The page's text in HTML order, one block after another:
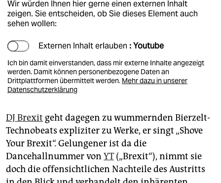
Wir würden Ihnen hier gerne einen externen Inhalt
zeigen. Sie entscheiden, ob Sie dieses Element auch
sehen wollen:
Externen Inhalt erlauben : Youtube
Ich bin damit einverstanden, dass mir externe Inhalte angezeigt
werden. Damit können personenbezogene Daten an
Drittplattformen übermittelt werden. Mehr dazu in unserer
Datenschutzerklärung
DJ Brexit geht dagegen zu wummernden Bierzelt-
Technobeats expliziter zu Werke, er singt „Shove
Your Brexit“. Gelungener ist da die
Dancehallnummer von YT(„Brexit“), nimmt sie
doch die offensichtlichen Nachteile des Austritts